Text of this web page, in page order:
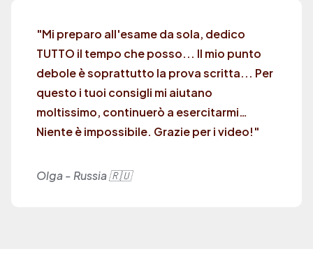
"Mi preparo all'esame da sola, dedico
TUTTO il tempo che posso... Il mio punto
debole è soprattutto la prova scritta... Per
questo i tuoi consigli mi aiutano
moltissimo, continuerò a esercitarmi…
Niente è impossibile. Grazie per i video!"
Olga - Russia 🇷🇺